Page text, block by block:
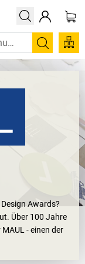
Suchen
Awards?
Über 100 Jahre
- einen der
für Lösungen